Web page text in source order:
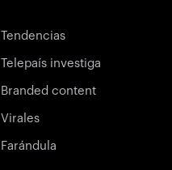
Tendencias
Telepaís investiga
Branded content
Virales
Farándula